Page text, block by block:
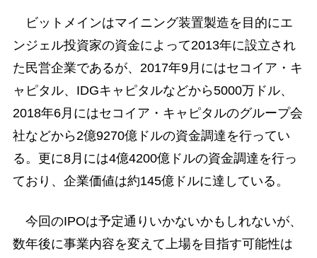
ビットメインはマイニング装置製造を目的にエ
ンジェル投資家の資金によって2013年に設立され
た民営企業であるが、2017年9月にはセコイア・キ
ャピタル、IDGキャピタルなどから5000万ドル、
2018年6月にはセコイア・キャピタルのグループ会
社などから2億9270億ドルの資金調達を行ってい
る。更に8月には4億4200億ドルの資金調達を行っ
ており、企業価値は約145億ドルに達している。
今回のIPOは予定通りいかないかもしれないが、
数年後に事業内容を変えて上場を目指す可能性は